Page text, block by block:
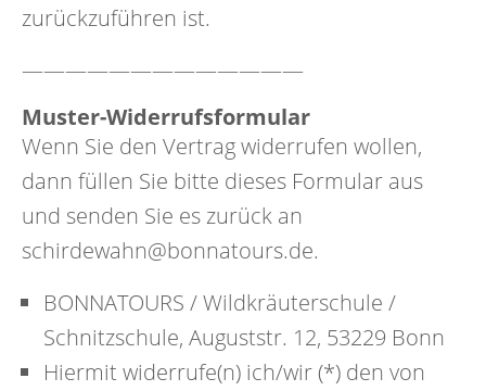
zurückzuführen ist.
—————————————
Muster-Widerrufsformular
Wenn Sie den Vertrag widerrufen wollen,
dann füllen Sie bitte dieses Formular aus
und senden Sie es zurück an
schirdewahn@bonnatours.de.
BONNATOURS / Wildkräuterschule /
Schnitzschule, Auguststr. 12, 53229 Bonn
Hiermit widerrufe(n) ich/wir (*) den von